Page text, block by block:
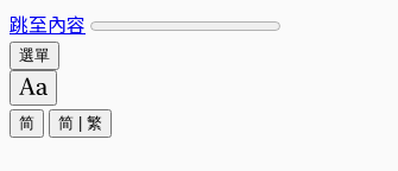
跳至內容
選單
简 简 繁